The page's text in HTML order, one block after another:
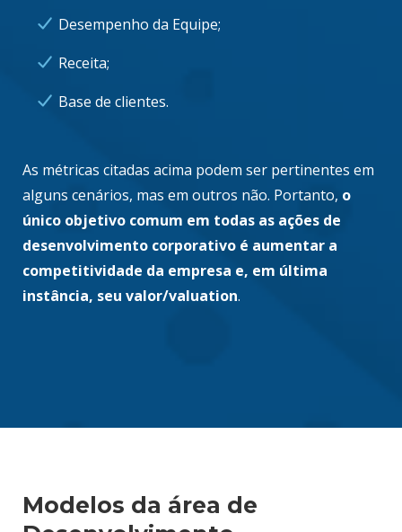
Desempenho da Equipe;
Receita;
Base de clientes.
As métricas citadas acima podem ser pertinentes em
alguns cenários, mas em outros não. Portanto, o
único objetivo comum em todas as ações de
desenvolvimento corporativo é aumentar a
competitividade da empresa e, em última
instância, seu valor/valuation.
Modelos da área de